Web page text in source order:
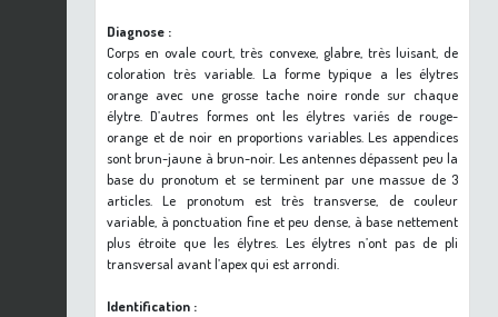
Diagnose :
Corps en ovale court, très convexe, glabre, très luisant, de
coloration très variable. La forme typique a les élytres
orange avec une grosse tache noire ronde sur chaque
élytre. D’autres formes ont les élytres variés de rouge-
orange et de noir en proportions variables. Les appendices
sont brun-jaune à brun-noir. Les antennes dépassent peu la
base du pronotum et se terminent par une massue de 3
articles. Le pronotum est très transverse, de couleur
variable, à ponctuation fine et peu dense, à base nettement
plus étroite que les élytres. Les élytres n’ont pas de pli
transversal avant l’apex qui est arrondi.
Identification :